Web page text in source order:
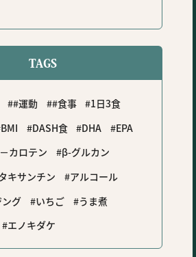
TAGS
#運動 #食事
1日3食
BMI DASH食 DHA
EPA
カロテン
β-グルカン
キサンチン
アルコール
グ
いちご
うま煮
エノキダケ